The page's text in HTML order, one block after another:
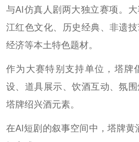
与AI仿真人剧两大独立赛项。
江红色文化、历史经典、非遗
经济等本土特色题材。
作为大赛特别支持单位，塔牌
设、道具展示、饮酒互动、氛
塔牌绍兴酒元素。
在AI短剧的叙事空间中，塔牌黄